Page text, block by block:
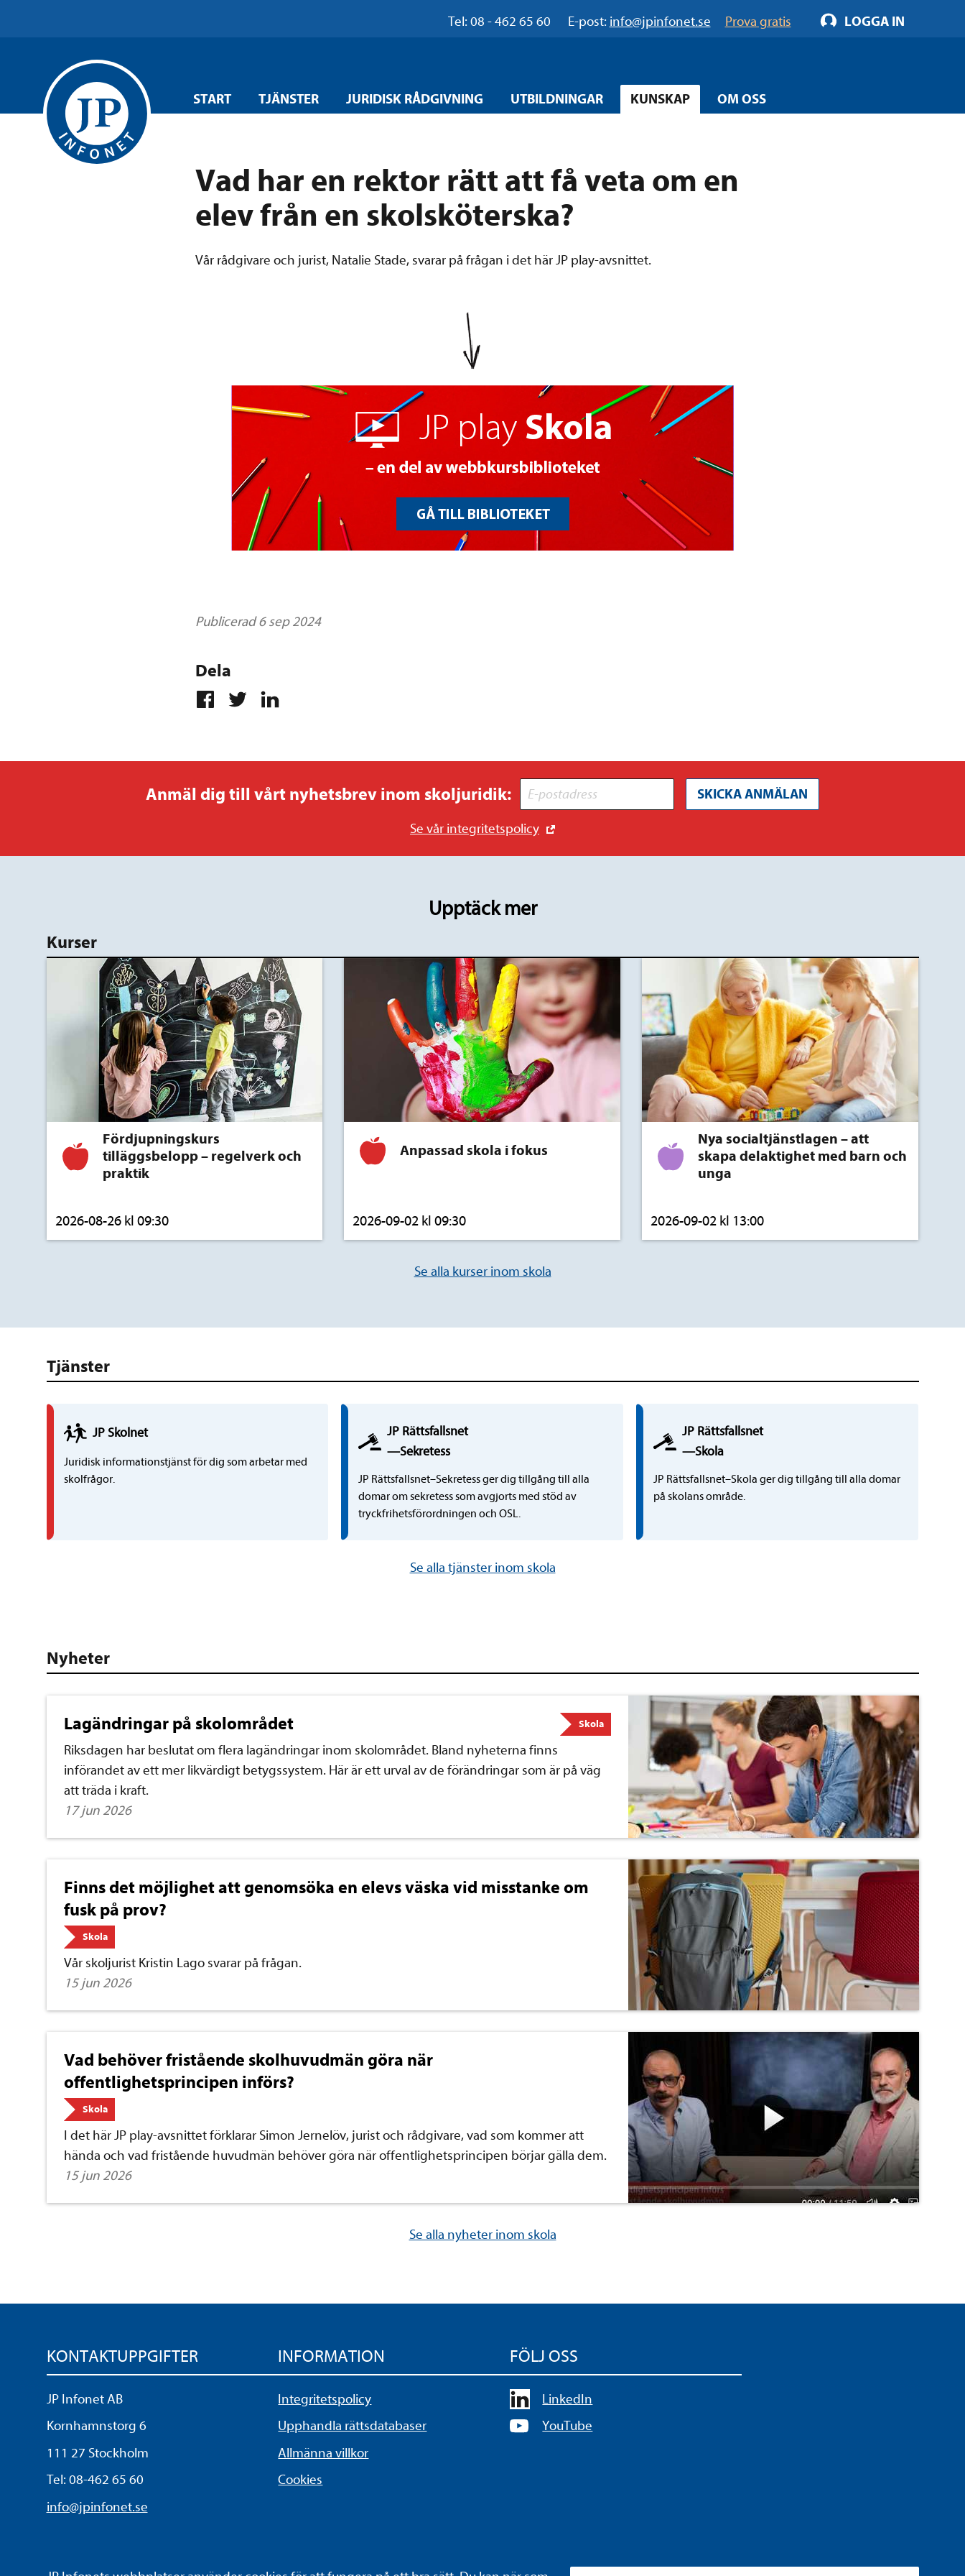
Tel: 08 - 462 65 60 E-post: info@jpinfonet.se Prova gratis LOGGA IN
START TJÄNSTER JURIDISK RÅDGIVNING UTBILDNINGAR KUNSKAP OM OSS
Vad har en rektor rätt att få veta om en
elev från en skolsköterska?
Vår rådgivare och jurist, Natalie Stade, svarar på frågan i det här JP play-avsnittet.
Publicerad 6 sep 2024
Dela
Anmäl dig till vårt nyhetsbrev inom skoljuridik: SKICKA ANMÄLAN
Se vår integritetspolicy
Upptäck mer
Kurser
Fördjupningskurs
tilläggsbelopp – regelverk och
praktik
2026-08-26 kl 09:30
Anpassad skola i fokus
2026-09-02 kl 09:30
Nya socialtjänstlagen – att
skapa delaktighet med barn och
unga
2026-09-02 kl 13:00
Se alla kurser inom skola
Tjänster
JPSkol net
Juridisk informationstjänst för dig som arbetar med
skolfrågor.
JP Rättsfallsnet
—Sekretess
JP Rättsfallsnet–Sekretess ger dig tillgång till alla
domar om sekretess som avgjorts med stöd av
tryckfrihetsförordningen och OSL.
JP Rättsfallsnet
—Skola
JP Rättsfallsnet–Skola ger dig tillgång till alla domar
på skolans område.
Se alla tjänster inom skola
Nyheter
Lagändringar på skolområdet Skola
Riksdagen har beslutat om flera lagändringar inom skolområdet. Bland nyheterna finns
införandet av ett mer likvärdigt betygssystem. Här är ett urval av de förändringar som är på väg
att träda i kraft.
17 jun 2026
Finns det möjlighet att genomsöka en elevs väska vid misstanke om
fusk på prov?
Skola
Vår skoljurist Kristin Lago svarar på frågan.
15 jun 2026
Vad behöver fristående skolhuvudmän göra när
offentlighetsprincipen införs?
Skola
I det här JP play-avsnittet förklarar Simon Jernelöv, jurist och rådgivare, vad som kommer att
hända och vad fristående huvudmän behöver göra när offentlighetsprincipen börjar gälla dem.
15 jun 2026
Se alla nyheter inom skola
KONTAKTUPPGIFTER
JP Infonet AB
Kornhamnstorg 6
111 27 Stockholm
Tel:08-462 65 60
info@jpinfonet.se
INFORMATION
Integritetspolicy
Upphandla rättsdatabaser
Allmänna villkor
Cookies
FÖLJ OSS
LinkedIn
YouTube